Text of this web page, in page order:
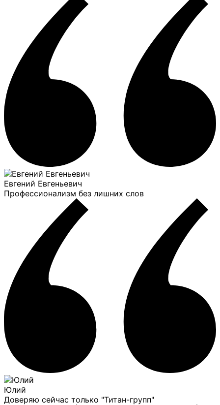
Евгений Евгеньевич
Профессионализм без лишних слов
Юлий
Доверяю сейчас только "Титан-групп"